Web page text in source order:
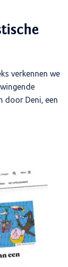
verkennen we
door Deni, een